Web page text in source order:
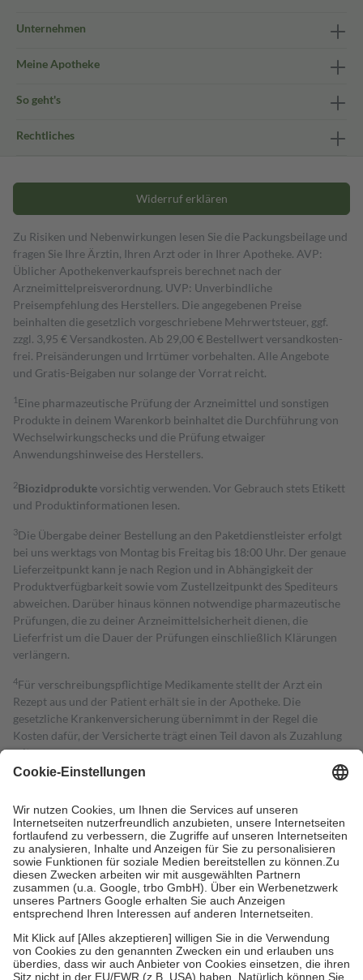
Unternehmen
Meine Apotheke
So geht's
Rechtliches
Widerruf erklären
Zu Risiken und Nebenwirkungen lesen Sie die Packungsbeilage und
fragen Sie Ihre Ärztin, Ihren Arzt oder in Ihrer Apotheke. AVP:
Üblicher Apothekenverkaufspreis berechnet nach der
Arzneimittelpreisverordnung. UVP: Unverbindliche
Preisempfehlung des Herstellers. Die angegebenen Preise
beinhalten die gesetzlich vorgeschriebene Mehrwertsteuer, ggf.
zzgl. 3,95 € Versandkosten. Ab 29,00 € Bestell­wert versand­kosten­
frei. Preisänderungen und Irrtümer vorbehalten. Alle Angebote
und Gratis-Beigaben nur solange der Vorrat reicht.
1 Eine pharmazeutische Prüfung der Arzneimittel und sonstigen
Produkte in deinem Warenkorb beinhaltet die Durchführung von
Wechselwirkungschecks und die Prüfung etwaiger
Anwendungshinweise des Herstellers.
2Biozidproduktevorsichtig verwenden. Vor Gebrauch stets Etikett
und Produktinformationen lesen.
3Die Übergabe deiner Bestellung an den Paketdienstleister erfolgt
bei uns werktags von Montag bis Freitag bis 18:00 Uhr. Der genaue
Lieferzeitpunkt kann je nach Region und in Abhängigkeit der
Produktverfügbarkeit sowie vom Zustellzeitpunkt des Spediteurs
abweichen. Darüber hinaus können notwendige pharmazeutische
Prüfungen, die zu deiner Arzneimittelsicherheit dienen, die
Lieferfrist um die Dauer der Prüfungen einschließlich Klärungen
verlängern.
4Für verschreibungspflichtige Medikamente stellt der Arzt ein
Rezept aus und der Patient erhält sie in der Apotheke. Die
gesetzliche Krankenversicherung übernimmt in der Regel die
Kosten dafür, der Versicherte trägt einen Teil davon als Zuzahlung
mit.
Grundsätzlich leisten Mitglieder Zuzahlungen in Höhe von zehn
höchstens zehn Euro.
Es sind jedoch nie mehr als die tatsächlichen
Kosten der Leistung zu entrichten.
Diese Regeln gelten grundsätzlich auch für Online-Apotheken.
Bei Heilmitteln und häuslicher Krankenpflege beträgt die
Zuzahlung zehn Prozent der Kosten sowie zehn Euro je
Verordnung.
Um das Engagement der Versicherten für ihre eigene Gesundheit zu
stärken und die besondere Stellung der Familie zu unterstützen,
fallenkeine Zuzahlungenan bei:
• Kindern und Jugendlichen bis zum vollendeten 18. Lebensjahr
mit Ausnahme der Fahrkosten